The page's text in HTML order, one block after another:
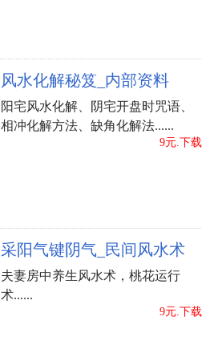
风水化解秘笈_内部资料
阳宅风水化解、阴宅开盘时咒语、
相冲化解方法、缺角化解法......
9元.下载
采阳气键阴气_民间风水术
夫妻房中养生风水术，桃花运行
术......
9元.下载